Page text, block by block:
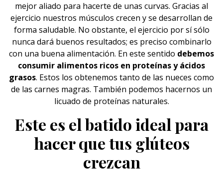
mejor aliado para hacerte de unas curvas. Gracias al
ejercicio nuestros músculos crecen y se desarrollan de
forma saludable. No obstante, el ejercicio por sí sólo
nunca dará buenos resultados; es preciso combinarlo
con una buena alimentación. En este sentido debemos
consumir alimentos ricos en proteínas y ácidos
grasos. Estos los obtenemos tanto de las nueces como
de las carnes magras. También podemos hacernos un
licuado de proteínas naturales.
Este es el batido ideal para
hacer que tus glúteos
crezcan